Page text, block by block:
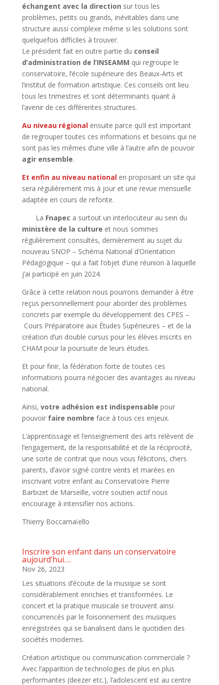
échangent avec la direction sur tous les
problèmes, petits ou grands, inévitables dans une
structure aussi complexe même si les solutions sont
quelquefois difficiles à trouver.
Le président fait en outre partie du conseil
d’administration de l’INSEAMM qui regroupe le
conservatoire, l’école supérieure des Beaux-Arts et
l’institut de formation artistique. Ces conseils ont lieu
tous les trimestres et sont déterminants quant à
l’avenir de ces différentes structures.
Au niveau régionalensuite parce qu’il est important
de regrouper toutes ces informations et besoins qui ne
sont pas les mêmes d’une ville à l’autre afin de pouvoir
agir ensemble.
Et enfin au niveau nationalen proposant un site qui
sera régulièrement mis à jour et une revue mensuelle
adaptée en cours de refonte.
La Fnapec a surtout un interlocuteur au sein du
ministère de la culture et nous sommes
régulièrement consultés, dernièrement au sujet du
nouveau SNOP – Schéma National d’Orientation
Pédagogique – qui a fait l’objet d’une réunion à laquelle
j’ai participé en juin 2024.
Grâce à cette relation nous pourrons demander à être
reçus personnellement pour aborder des problèmes
concrets par exemple du développement des CPES –
Cours Préparatoire aux Études Supérieures – et de la
création d’un double cursus pour les élèves inscrits en
CHAM pour la poursuite de leurs études.
Et pour finir, la fédération forte de toutes ces
informations pourra négocier des avantages au niveau
national.
Ainsi, votre adhésion est indispensable pour
pouvoir faire nombre face à tous ces enjeux.
L’apprentissage et l’enseignement des arts relèvent de
l’engagement, de la responsabilité et de la réciprocité,
une sorte de contrat que nous vous félicitons, chers
parents, d’avoir signé contre vents et marées en
inscrivant votre enfant au Conservatoire Pierre
Barbizet de Marseille, votre soutien actif nous
encourage à intensifier nos actions.
Thierry Boccamaïello
Inscrire son enfant dans un conservatoire
aujourd’hui….
Nov 26, 2023
Les situations d’écoute de la musique se sont
considérablement enrichies et transformées. Le
concert et la pratique musicale se trouvent ainsi
concurrencés par le foisonnement des musiques
enregistrées qui se banalisent dans le quotidien des
sociétés modernes.
Création artistique ou communication commerciale ?
Avec l’apparition de technologies de plus en plus
performantes (deezer etc.), l’adolescent est au centre